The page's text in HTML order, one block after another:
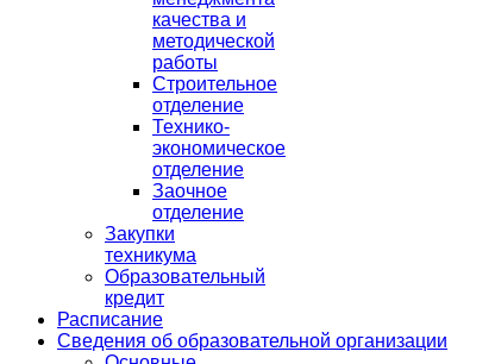
качества и
методической
работы
Строительное
отделение
Технико-
экономическое
отделение
Заочное
отделение
Закупки
техникума
Образовательный
кредит
Расписание
Сведения об образовательной организации